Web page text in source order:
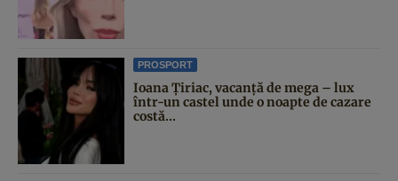
PROSPORT
Ioana Țiriac, vacanță de mega – lux
într-un castel unde o noapte de cazare
costă...